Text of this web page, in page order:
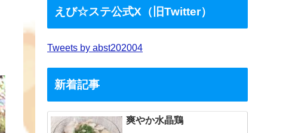
えび☆ステ公式X（旧Twitter）
Tweets by abst202004
新着記事
爽やか水晶鶏